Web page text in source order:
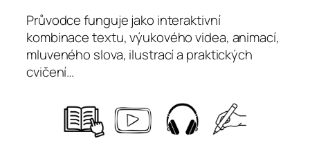
Průvodce funguje jako interaktivní
kombinace textu, výukového videa, animací,
mluveného slova, ilustrací a praktických
cvičení…